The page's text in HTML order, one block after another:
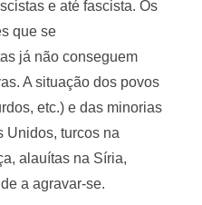
e até fascista. Os
que se
já não conseguem
A situação dos povos
etc.) e das minorias
Unidos, turcos na
alauítas na Síria,
a agravar-se.